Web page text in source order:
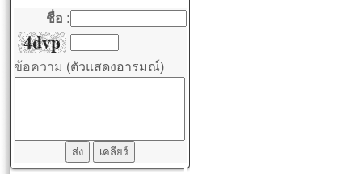
ชื่อ :
ข้อความ (ตัวแสดงอารมณ์)